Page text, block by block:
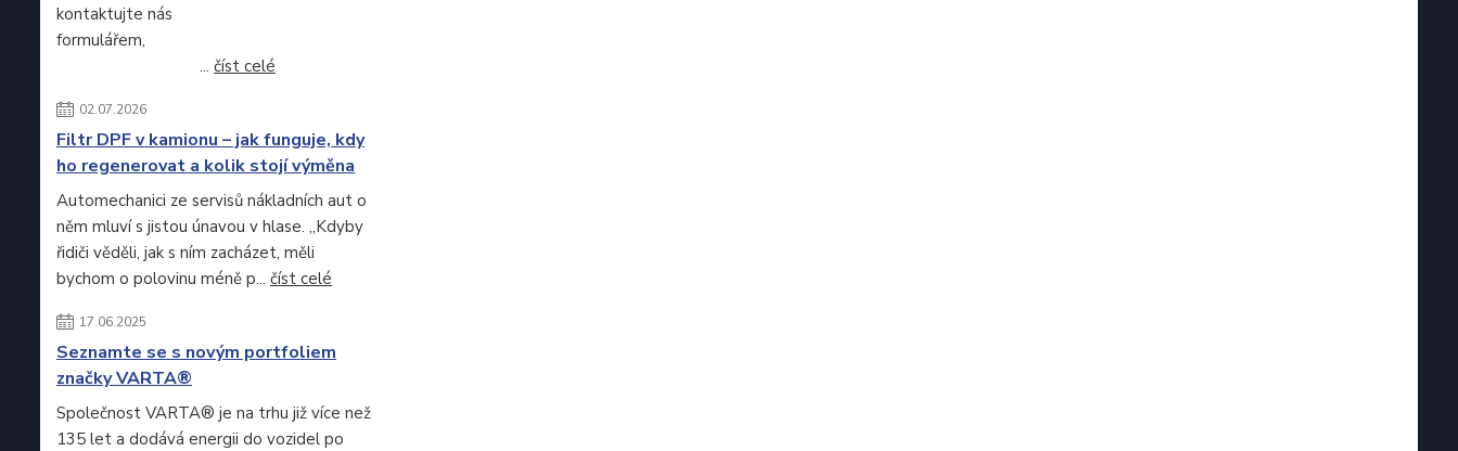
kontaktujte nás
formulářem,
... číst celé
02.07.2026
Filtr DPF v kamionu – jak funguje, kdy
ho regenerovat a kolik stojí výměna
Automechanici ze servisů nákladních aut o
něm mluví s jistou únavou v hlase. „Kdyby
řidiči věděli, jak s ním zacházet, měli
bychom o polovinu méně p... číst celé
17.06.2025
Seznamte se s novým portfoliem
značky VARTA®
Společnost VARTA® je na trhu již více než
135 let a dodává energii do vozidel po